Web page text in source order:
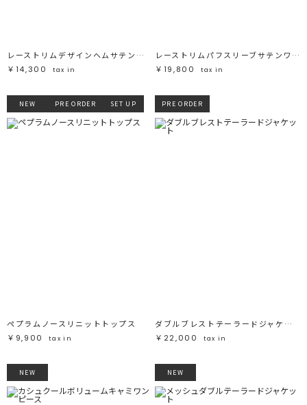
レーストリムデザインヘムサテンキャミトップス
￥14,300
tax in
レーストリムパフスリーブサテンワンピース
￥19,800
tax in
NEW PRE ORDER SET UP
ペプラムノースリニットトップス
￥9,900
tax in
PRE ORDER
ダブルブレストテーラードジャケット
￥22,000
tax in
NEW NEW